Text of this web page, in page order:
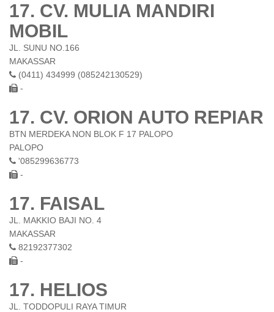
17. CV. MULIA MANDIRI
MOBIL
JL. SUNU NO.166
MAKASSAR
(0411) 434999 (085242130529)
-
17. CV. ORION AUTO REPIAR
BTN MERDEKA NON BLOK F 17 PALOPO
PALOPO
'085299636773
-
17. FAISAL
JL. MAKKIO BAJI NO. 4
MAKASSAR
82192377302
-
17. HELIOS
JL. TODDOPULI RAYA TIMUR